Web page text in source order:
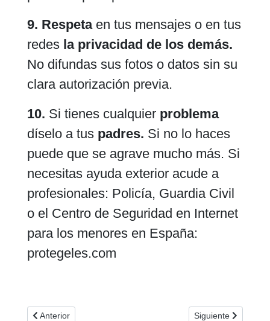
9. Respetaen tus mensajes o en tus
redes la privacidad de los demás.
No difundas sus fotos o datos sin su
clara autorización previa.
10. Si tienes cualquier problema
díselo a tus padres. Si no lo haces
puede que se agrave mucho más. Si
necesitas ayuda exterior acude a
profesionales: Policía, Guardia Civil
o el Centro de Seguridad en Internet
para los menores en España:
protegeles.com
Artículo anterior: Abusar de las nuevas tecnologías reduce la
Anterior Artículo siguiente:
Siguiente